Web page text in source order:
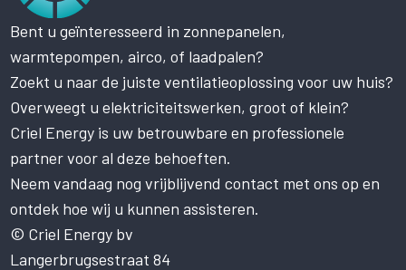
Bent u geïnteresseerd in zonnepanelen,
warmtepompen, airco, of laadpalen?
Zoekt u naar de juiste ventilatieoplossing voor uw huis?
Overweegt u elektriciteitswerken, groot of klein?
Criel Energy is uw betrouwbare en professionele
partner voor al deze behoeften.
Neem vandaag nog vrijblijvend contact met ons op en
ontdek hoe wij u kunnen assisteren.
© Criel Energy bv
Langerbrugsestraat 84
Deze website maakt gebruik
van cookies.
Deze website gebruikt cookies om uw
gebruikerservaring te verbeteren. Door
onze website te gebruiken, stemt u in met
alle cookies in overeenstemming met ons
Cookiebeleid.Lees verder
STRIKT NOODZAKELIJK
PRESTATIE
TARGETING